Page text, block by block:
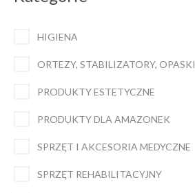
HIGIENA
ORTEZY, STABILIZATORY, OPASKI
PRODUKTY ESTETYCZNE
PRODUKTY DLA AMAZONEK
SPRZĘT I AKCESORIA MEDYCZNE
SPRZĘT REHABILITACYJNY